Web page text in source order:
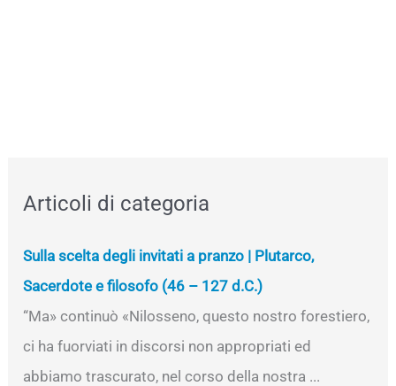
Articoli di categoria
Sulla scelta degli invitati a pranzo | Plutarco,
Sacerdote e filosofo (46 – 127 d.C.)
“Ma» continuò «Nilosseno, questo nostro forestiero,
ci ha fuorviati in discorsi non appropriati ed
abbiamo trascurato, nel corso della nostra ...